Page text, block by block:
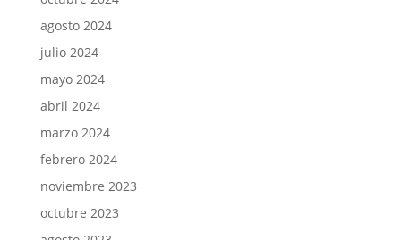
agosto 2024
julio 2024
mayo 2024
abril 2024
marzo 2024
febrero 2024
noviembre 2023
octubre 2023